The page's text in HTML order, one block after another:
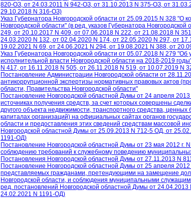
820-ОЗ, от 24.03.2011 N 942-ОЗ, от 31.10.2013 N 375-ОЗ, от
29.10.2018 N 316-ОЗ)
Указ Губернатора Новгородской области от 25.09.2015 N 328 "О
Новгородской области" (в ред. указов Губернатора
249, от 20.10.2017 N 409, от 07.06.2018 N 222, от 21.08.2018 N
24.03.2020 N 132, от 02.04.2020 N 174, от 22.05.2020 N 297, от
19.02.2021 N 69, от 24.06.2021 N 294, от 19.08.2021 N 388, от
Указ Губернатора Новгородской области от 05.07.2018 N 279
исполнительной власти Новгородской области на 2018-2019
N 417, от 16.11.2018 N 505, от 26.11.2018 N 519, от 10.07.2019 N
Постановление Администрации Новгородской области от
антикоррупционной экспертизы нормативных правовых актов
области, Правительства Новгородской области"
Постановление Новгородской областной Думы от 24 апреля
источниках получения средств, за счет которых совершены
другого объекта недвижимости, транспортного средства,
капиталах организаций) на официальных сайтах органов
области и предоставления этих сведений средствам массовой
Новгородской областной Думы от 25.09.2013 N 712-5 ОД, от
1191-ОД)
Постановление Новгородской областной Думы от 23 мая 2012
соблюдению требований к служебному поведению
Постановления Новгородской областной Думы от 27.11.2013 N
Постановление Новгородской областной Думы от 25 апреля
представляемых гражданами, претендующими на замещение
Новгородской области, и соблюдения муниципальными
ред. постановлений Новгородской областной Думы от
24.02.2021 N 1191-ОД)